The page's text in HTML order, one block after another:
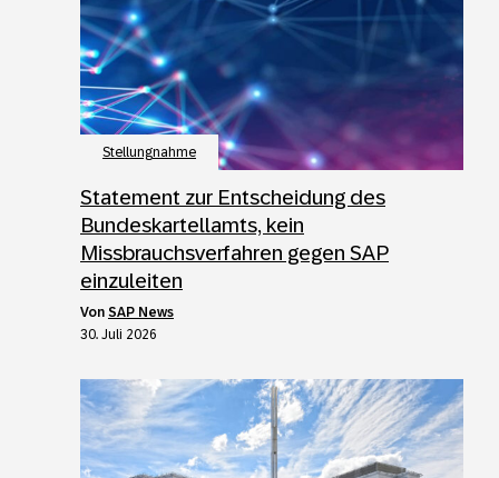
Stellungnahme
Statement zur Entscheidung des
Bundeskartellamts, kein
Missbrauchsverfahren gegen SAP
einzuleiten
von SAP News
30. Juli 2026